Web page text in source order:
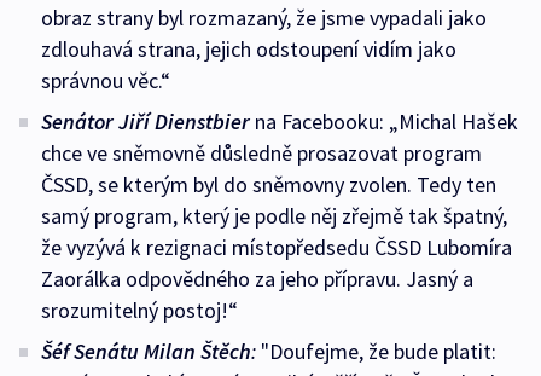
obraz strany byl rozmazaný, že jsme vypadali jako
zdlouhavá strana, jejich odstoupení vidím jako
správnou věc.“
Senátor Jiří Dienstbier na Facebooku: „Michal Hašek
chce ve sněmovně důsledně prosazovat program
ČSSD, se kterým byl do sněmovny zvolen. Tedy ten
samý program, který je podle něj zřejmě tak špatný,
že vyzývá k rezignaci místopředsedu ČSSD Lubomíra
Zaorálka odpovědného za jeho přípravu. Jasný a
srozumitelný postoj!“
Šéf Senátu Milan Štěch: "Doufejme, že bude platit: